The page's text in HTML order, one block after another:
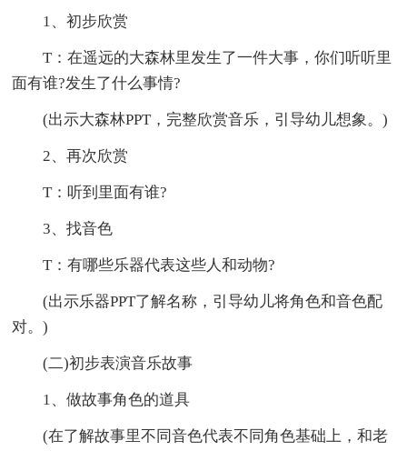
1、初步欣赏
T：在遥远的大森林里发生了一件大事，你们听听里
面有谁?发生了什么事情?
(出示大森林PPT，完整欣赏音乐，引导幼儿想象。)
2、再次欣赏
T：听到里面有谁?
3、找音色
T：有哪些乐器代表这些人和动物?
(出示乐器PPT了解名称，引导幼儿将角色和音色配
对。)
(二)初步表演音乐故事
1、做故事角色的道具
(在了解故事里不同音色代表不同角色基础上，和老